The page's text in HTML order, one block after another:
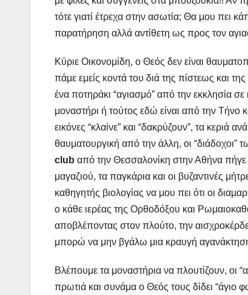
τότε γιατί έτρεχα στην ασωτία; Θα μου πει
παρατήρηση αλλά αντίθετη ως προς τον
Κύριε Οικονομίδη, ο Θεός δεν είναι
πάμε εμείς κοντά του διά της πίστεως και
ένα ποτηράκι “αγιασμό” από την εκκλησία σε
μοναστήρι ή τούτος εδώ είναι από την Τήνο
εικόνες “κλαίνε” και “δακρύζουν”, τα κεριά
θαυματουργική από την άλλη, οι “διάδοχοι”
club από την Θεσσαλονίκη στην Αθήνα
μαγαζιού, τα παγκάρια και οι βυζαντινές
καθηγητής βιολογίας να μου πει ότι οι
ο κάθε ιερέας της Ορθοδόξου και
αποβλέποντας στον πλούτο, την
μπορώ να μην βγάλω μια κραυγή
Βλέπουμε τα μοναστήρια να πλουτίζουν, οι
πρωτιά και συνάμα ο Θεός τους δίδει “άγιο